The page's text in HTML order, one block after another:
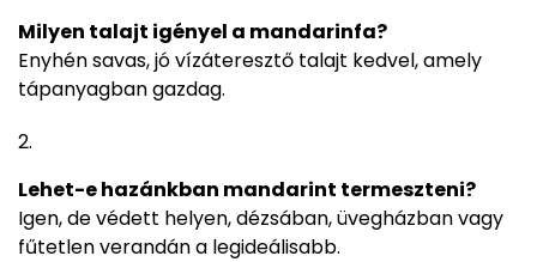
Milyen talajt igényel a mandarinfa?
Enyhén savas, jó vízáteresztő talajt kedvel, amely
tápanyagban gazdag.
Lehet-e hazánkban mandarint termeszteni?
Igen, de védett helyen, dézsában, üvegházban vagy
fűtetlen verandán a legideálisabb.